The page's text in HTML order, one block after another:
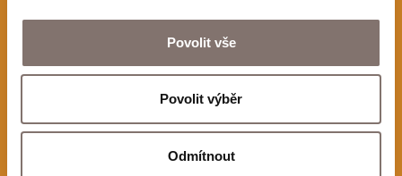
Povolit vše
Povolit výběr
Odmítnout
Odeslat